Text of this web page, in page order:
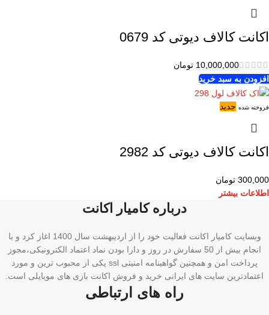
اکانت کالاف دیوتی کد 0679
10,000,000 تومان
افزودن به سبد خرید
فروخته شده جدید
اکانت کالاف دیوتی کد 2982
300,000 تومان
اطلاعات بیشتر
درباره کامیار اکانت
وبسایت کامیار اکانت فعالیت خود را از اردیبهشت سال 1400 اغاز کرد و با
انجام بیش از 50 سفارش در روز و دارا بودن نماد اعتماد الکترونیکی،مجوز
پرداخت امن و همچنین گواهینامه امنیتی ssl یکی از محبوب ترین و مورد
اعتمادترین سایت های ایرانی خرید و فروش اکانت بازی های موبایلی است.
راه های ارتباطی